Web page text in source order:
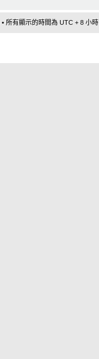
• 所有顯示的時間為 UTC + 8 小時